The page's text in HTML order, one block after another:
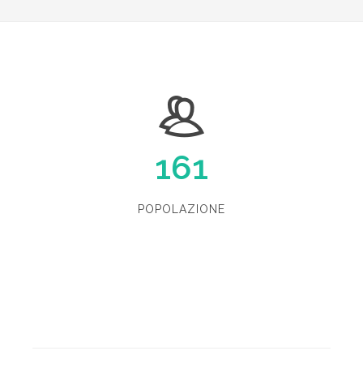
161
POPOLAZIONE